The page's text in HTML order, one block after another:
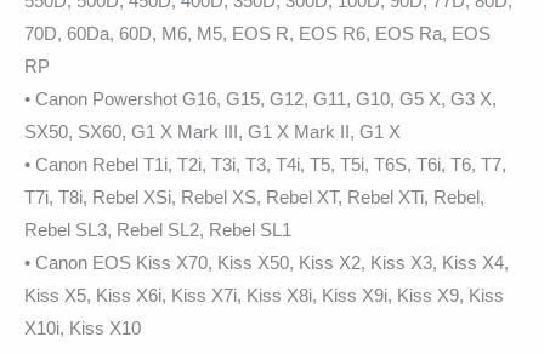
70D, 60Da, 60D, M6, M5, EOS R, EOS R6, EOS Ra, EOS
RP
• Canon Powershot G16, G15, G12, G11, G10, G5 X, G3 X,
SX50, SX60, G1 X Mark III, G1 X Mark II, G1 X
• Canon Rebel T1i, T2i, T3i, T3, T4i, T5, T5i, T6S, T6i, T6, T7,
T7i, T8i, Rebel XSi, Rebel XS, Rebel XT, Rebel XTi, Rebel,
Rebel SL3, Rebel SL2, Rebel SL1
• Canon EOS Kiss X70, Kiss X50, Kiss X2, Kiss X3, Kiss X4,
Kiss X5, Kiss X6i, Kiss X7i, Kiss X8i, Kiss X9i, Kiss X9, Kiss
X10i, Kiss X10